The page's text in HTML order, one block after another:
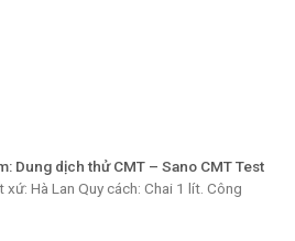
Dung dịch thử CMT – Sano CMT Test
xứ: Hà Lan Quy cách: Chai 1 lít. Công